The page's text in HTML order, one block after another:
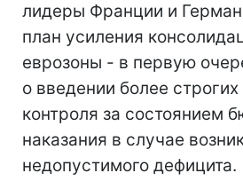
лидеры Франции и
план усиления
еврозоны - в первую
о введении более
контроля за состоянием
наказания в случае
недопустимого дефицита.